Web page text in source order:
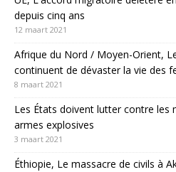
depuis cinq ans
12 maart 2021
Afrique du Nord / Moyen-Orient,
continuent de dévaster la vie des
8 maart 2021
Les États doivent lutter contre les
armes explosives
3 maart 2021
Éthiopie, Le massacre de civils à